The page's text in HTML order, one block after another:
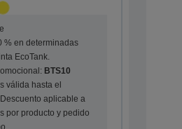
% en determinadas
EcoTank.
BTS10
válida hasta el
aplicable a
por producto y pedido